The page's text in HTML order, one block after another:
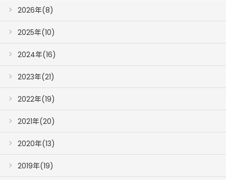
2026年(8)
2025年(10)
2024年(16)
2023年(21)
2022年(19)
2021年(20)
2020年(13)
2019年(19)